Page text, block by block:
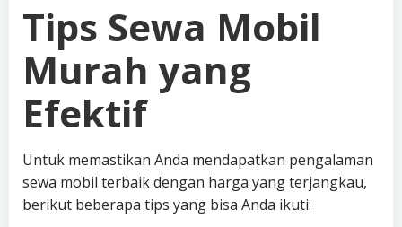
Tips Sewa Mobil
Murah yang
Efektif
Untuk memastikan Anda mendapatkan pengalaman
sewa mobil terbaik dengan harga yang terjangkau,
berikut beberapa tips yang bisa Anda ikuti: